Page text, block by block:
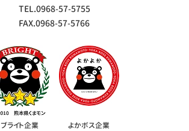
TEL.0968-57-5755
FAX.0968-57-5766
ブライト企業 よかボス企業